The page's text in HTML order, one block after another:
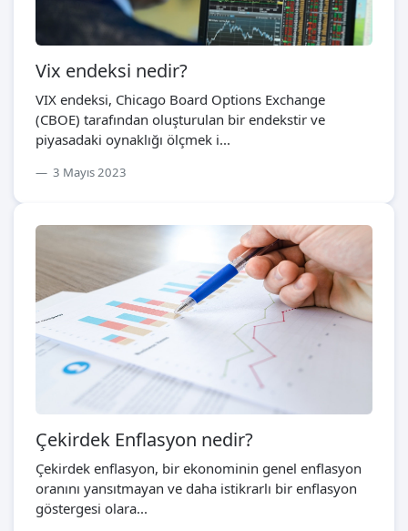
Vix endeksi nedir?
VIX endeksi, Chicago Board Options Exchange
(CBOE) tarafından oluşturulan bir endekstir ve
piyasadaki oynaklığı ölçmek i...
3 Mayıs 2023
Çekirdek Enflasyon nedir?
Çekirdek enflasyon, bir ekonominin genel enflasyon
oranını yansıtmayan ve daha istikrarlı bir enflasyon
göstergesi olara...